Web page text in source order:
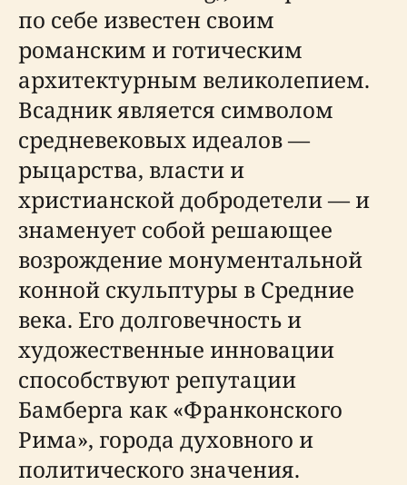
по себе известен своим
романским и готическим
архитектурным великолепием.
Всадник является символом
средневековых идеалов —
рыцарства, власти и
христианской добродетели — и
знаменует собой решающее
возрождение монументальной
конной скульптуры в Средние
века. Его долговечность и
художественные инновации
способствуют репутации
Бамберга как «Франконского
Рима», города духовного и
политического значения.